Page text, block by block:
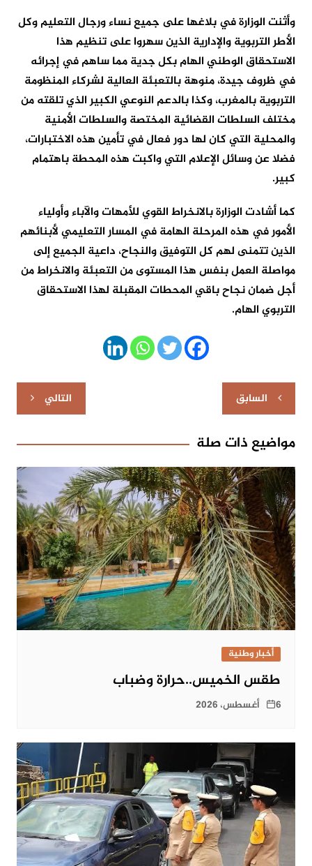
وأثنت الوزارة في بلاغها على جميع نساء ورجال التعليم وكل
الأطر التربوية والإدارية الذين سهروا على تنظيم هذا
الاستحقاق الوطني الهام بكل جدية مما ساهم في إجرائه
في ظروف جيدة، منوهة بالتعبئة العالية لشركاء المنظومة
التربوية بالمغرب، وكذا بالدعم النوعي الكبير الذي تلقته من
مختلف السلطات القضائية المختصة والسلطات الأمنية
والمحلية التي كان لها دور فعال في تأمين هذه الاختبارات،
فضلا عن وسائل الإعلام التي واكبت هذه المحطة باهتمام
كبير.
كما أشادت الوزارة بالانخراط القوي للأمهات والآباء وأولياء
الأمور في هذه المرحلة الهامة في المسار التعليمي لأبنائهم
الذين تتمنى لهم كل التوفيق والنجاح، داعية الجميع إلى
مواصلة العمل بنفس هذا المستوى من التعبئة والانخراط من
أجل ضمان نجاح باقي المحطات المقبلة لهذا الاستحقاق
التربوي الهام.
تصفّح
المقالات
السابق التالي
مواضيع ذات صلة
أخبار وطنية
طقس الخميس..حرارة وضباب
6 أغسطس، 2026